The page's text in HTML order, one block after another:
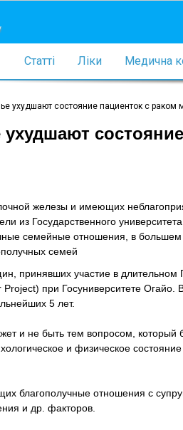
Статті Ліки Медична
ухудшают состояние пациенток с раком
железы и имеющих
из Государственного
семейные отношения, в
семей
принявших участие в
при Госуниверситете
5 лет.
и не быть тем вопросом, который
и физическое
благополучные отношения с
и др. факторов.